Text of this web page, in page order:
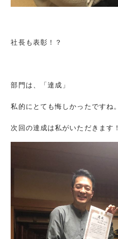
社長も表彰！？
部門は、「達成」
私的にとても悔しかったですね。
次回の達成は私がいただきます！